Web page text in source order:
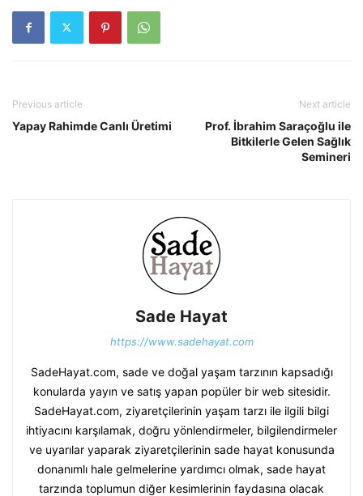
Previous article
Yapay Rahimde Canlı Üretimi
Next article
Prof. İbrahim Saraçoğlu ile
Bitkilerle Gelen Sağlık
Semineri
Sade Hayat
https://www.sadehayat.com
SadeHayat.com, sade ve doğal yaşam tarzının kapsadığı
konularda yayın ve satış yapan popüler bir web sitesidir.
SadeHayat.com, ziyaretçilerinin yaşam tarzı ile ilgili bilgi
ihtiyacını karşılamak, doğru yönlendirmeler, bilgilendirmeler
ve uyarılar yaparak ziyaretçilerinin sade hayat konusunda
donanımlı hale gelmelerine yardımcı olmak, sade hayat
tarzında toplumun diğer kesimlerinin faydasına olacak